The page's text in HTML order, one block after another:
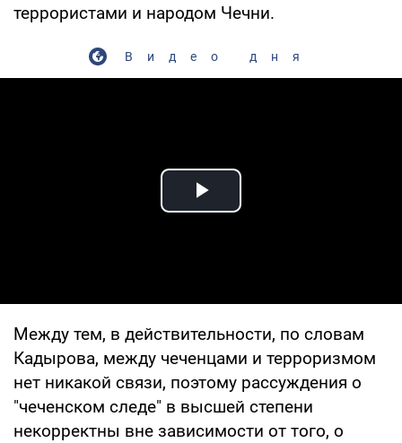
террористами и народом Чечни.
Видео дня
Play Video
Между тем, в действительности, по словам
Кадырова, между чеченцами и терроризмом
нет никакой связи, поэтому рассуждения о
"чеченском следе" в высшей степени
некорректны вне зависимости от того, о